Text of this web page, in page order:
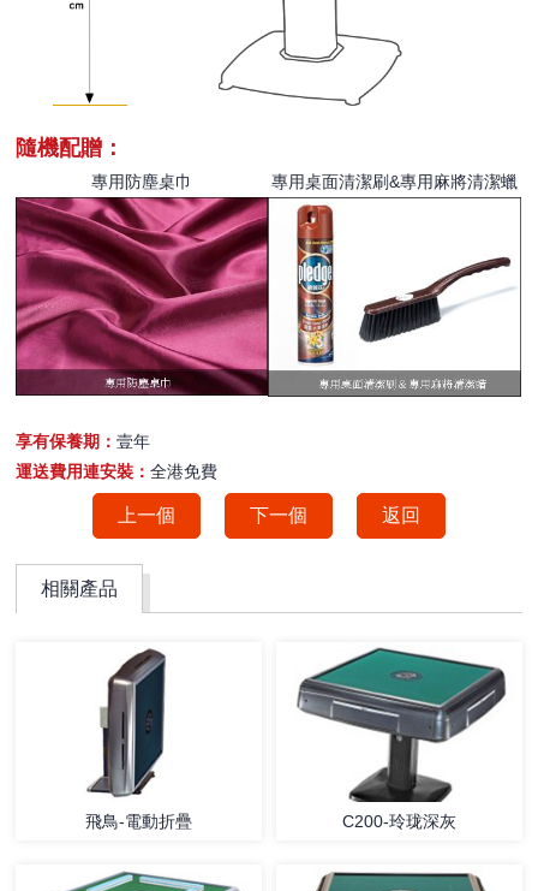
隨機配贈：
專用防塵桌巾 專用桌面清潔刷&專用麻將清潔蠟
享有保養期：壹年
運送費用連安裝：全港免費
上一個 下一個 返回
相關產品
飛鳥-電動折疊 C200-玲珑深灰